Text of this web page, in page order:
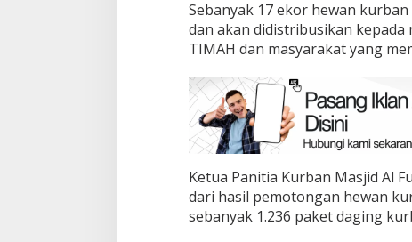
Sebanyak 17 ekor hewan
dan akan didistribusikan
TIMAH dan masyarakat yang
Ketua Panitia Kurban Masjid Al
dari hasil pemotongan hewan
sebanyak 1.236 paket daging